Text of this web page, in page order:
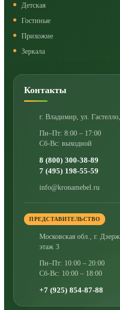
Детская
Гостиные
Прихожие
Зеркала
Контакты
г. Владимир, ул.
Пн–Пт: 8:00 – 17:00
Сб-Вс: выходной
8 (800) 300-38-89
7 (495) 198-55-59
info@kronamebel.ru
ПРЕДСТАВИТЕЛЬСТВО
Московская обл., г.
этаж 3
Пн–Пт: 10:00 – 20:00
Сб-Вс: 10:00 – 18:00
+7 (925) 854-87-88